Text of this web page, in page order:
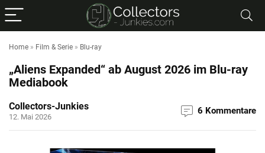
Home » Film & Serie » Blu-ray
„Aliens Expanded“ ab August 2026 im Blu-ray
Mediabook
Collectors-Junkies
12. Mai 2026
6 Kommentare